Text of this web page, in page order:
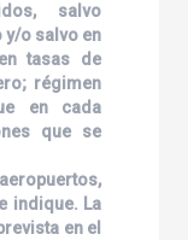
salvo
y/o salvo en
tasas de
régimen
en cada
que se
indique. La
en el